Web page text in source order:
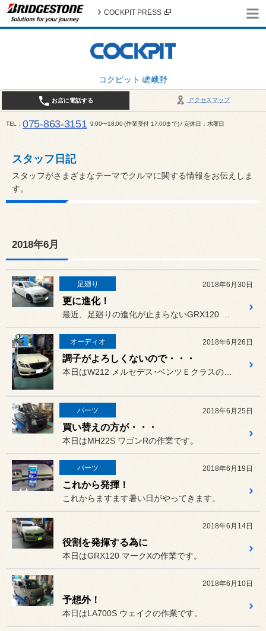
コクピット 嵯峨野
COCKPIT PRESS
アクセスマップ
お店に電話する
TEL 075-863-3151 9:00〜18:00 (作業受付 17:00まで) / 定休日：水曜日
スタッフ日記
スタッフがさまざまなテーマでクルマに関する情報をお伝えしま
す。
2018年6月
足廻り 2018年6月30日
更に進化！
オーディオ 2018年6月26日
調子がよろしくないので・・・
パーツ 2018年6月25日
買い替えの方が・・・
本日はMH22S ワゴンRの作業です。
パーツ 2018年6月19日
これから発揮！
これからますます暑い日がやってきます。
2018年6月14日
役割を発揮する為に
本日はGRX120 マークXの作業です。
2018年6月10日
予想外！
本日はLA700S ウェイクの作業です。